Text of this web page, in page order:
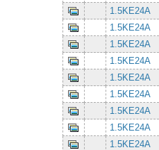
1.5KE24A
1.5KE24A
1.5KE24A
1.5KE24A
1.5KE24A
1.5KE24A
1.5KE24A
1.5KE24A
1.5KE24A